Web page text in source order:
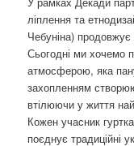
ліплення та
Чебуніна)
Сьогодні ми хочемо
атмосферою, яка
захопленням
втілюючи у життя
Кожен учасник
поєднує традиційні